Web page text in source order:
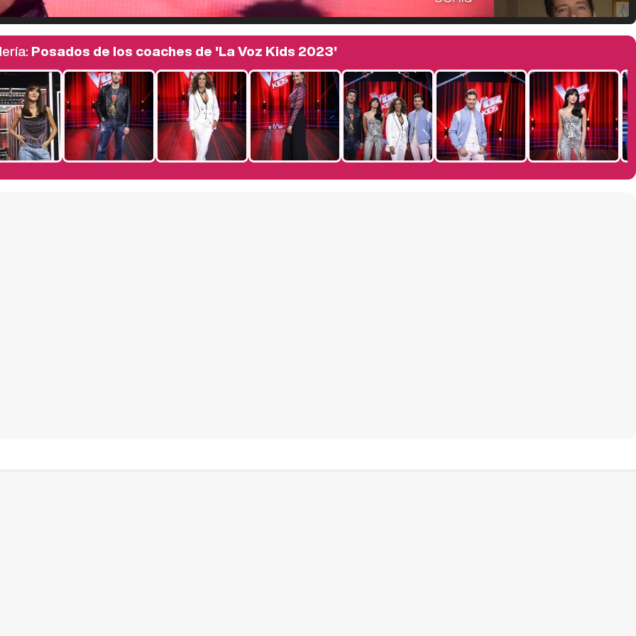
Magdalena de Suecia responde a las críticas y explica por qué le han permitido lanzar su propio negocio
Posados de los coaches de 'La Voz Kids 2023'